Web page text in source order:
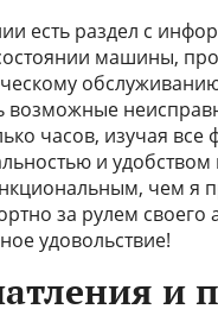
есть раздел с
машины,
возможные
часов, изучая
и
чем я
за рулем
удовольствие!
и